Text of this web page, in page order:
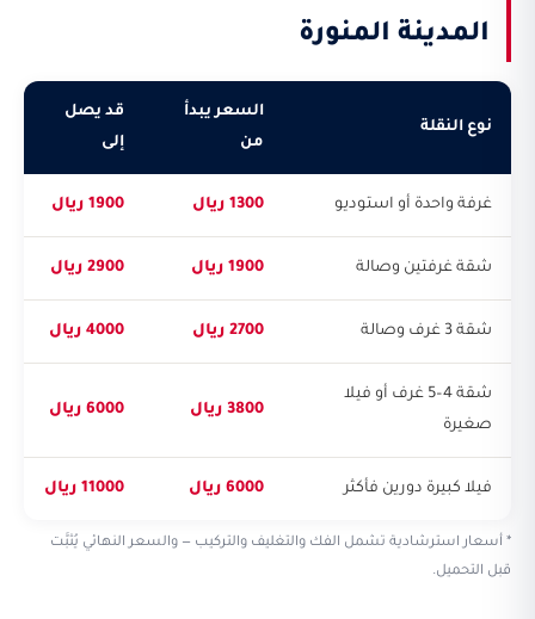
المدينة المنورة
نوع النقلة
السعر يبدأ
من
قد يصل
إلى
غرفة واحدة أو استوديو 1300 ريال 1900 ريال
شقة غرفتين وصالة 1900 ريال 2900 ريال
شقة 3 غرف وصالة 2700 ريال 4000 ريال
شقة 4–5 غرف أو فيلا
صغيرة
3800 ريال 6000 ريال
فيلا كبيرة دورين فأكثر 6000 ريال 11000 ريال
* أسعار استرشادية تشمل الفك والتغليف والتركيب — والسعر النهائي يُثبَّت
قبل التحميل.